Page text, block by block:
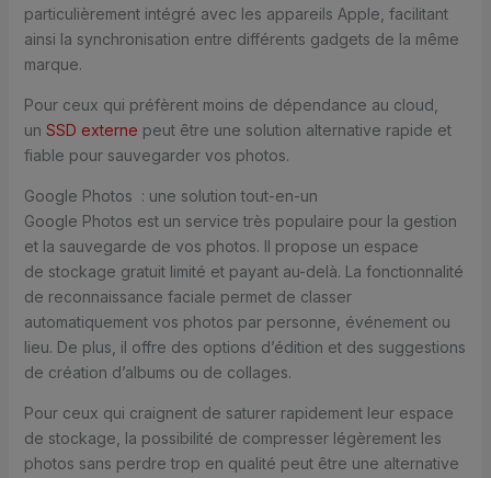
particulièrement intégré avec les appareils Apple, facilitant
ainsi la synchronisation entre différents gadgets de la même
marque.
Pour ceux qui préfèrent moins de dépendance au cloud,
un SSD externe peut être une solution alternative rapide et
fiable pour sauvegarder vos photos.
Google Photos : une solution tout-en-un
Google Photos est un service très populaire pour la gestion
et la sauvegarde de vos photos. Il propose un espace
de stockage gratuit limité et payant au-delà. La fonctionnalité
de reconnaissance faciale permet de classer
automatiquement vos photos par personne, événement ou
lieu. De plus, il offre des options d’édition et des suggestions
de création d’albums ou de collages.
Pour ceux qui craignent de saturer rapidement leur espace
de stockage, la possibilité de compresser légèrement les
photos sans perdre trop en qualité peut être une alternative